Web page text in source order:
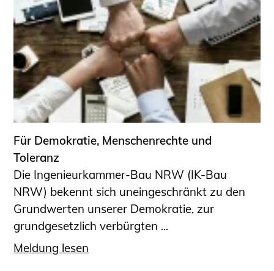
Für Demokratie, Menschenrechte und
Toleranz
Die Ingenieurkammer-Bau NRW (IK-Bau
NRW) bekennt sich uneingeschränkt zu den
Grundwerten unserer Demokratie, zur
grundgesetzlich verbürgten ...
Meldung lesen